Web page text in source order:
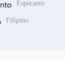
Esperanto
Filipino